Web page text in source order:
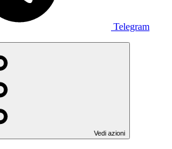
Telegram
Vedi azioni